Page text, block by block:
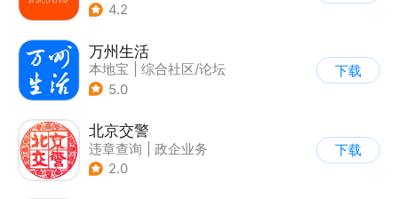
4.2
万州生活
本地宝
综合社区/论坛
5.0
下载
北京交警
违章查询
政企业务
2.0
下载